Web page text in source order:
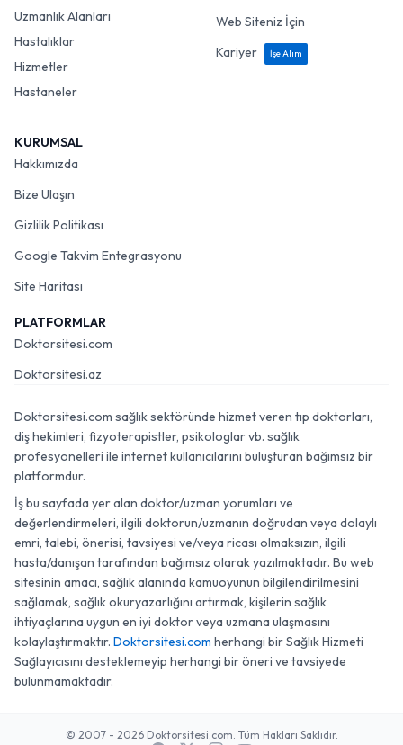
Uzmanlık Alanları
Hastalıklar
Hizmetler
Hastaneler
Web Siteniz İçin
Kariyer
İşe Alım
KURUMSAL
Hakkımızda
Bize Ulaşın
Gizlilik Politikası
Google Takvim Entegrasyonu
Site Haritası
PLATFORMLAR
Doktorsitesi.com
Doktorsitesi.az
Doktorsitesi.com sağlık sektöründe hizmet veren tıp doktorları,
diş hekimleri, fizyoterapistler, psikologlar vb. sağlık
profesyonelleri ile internet kullanıcılarını buluşturan bağımsız bir
platformdur.
İş bu sayfada yer alan doktor/uzman yorumları ve
değerlendirmeleri, ilgili doktorun/uzmanın doğrudan veya dolaylı
emri, talebi, önerisi, tavsiyesi ve/veya ricası olmaksızın, ilgili
hasta/danışan tarafından bağımsız olarak yazılmaktadır. Bu web
sitesinin amacı, sağlık alanında kamuoyunun bilgilendirilmesini
sağlamak, sağlık okuryazarlığını artırmak, kişilerin sağlık
ihtiyaçlarına uygun en iyi doktor veya uzmana ulaşmasını
kolaylaştırmaktır. Doktorsitesi.com herhangi bir Sağlık Hizmeti
Sağlayıcısını desteklemeyip herhangi bir öneri ve tavsiyede
bulunmamaktadır.
© 2007 - 2026 Doktorsitesi.com. Tüm Hakları Saklıdır.